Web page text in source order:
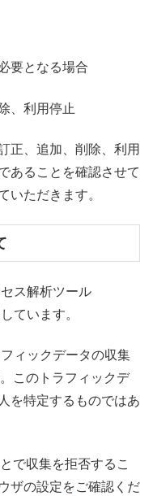
要となる場合
、利用停止
正、追加、削除、利用
あることを確認させて
いただきます。
ス解析ツール
ています。
ィックデータの収集
このトラフィックデ
を特定するものではあ
で収集を拒否するこ
ザの設定をご確認くだ